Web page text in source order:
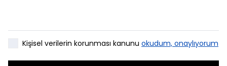
Kişisel verilerin korunması kanunu okudum, onaylıyorum